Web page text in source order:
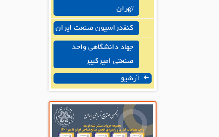
تهران
کنفدراسیون صنعت ایران
جهاد دانشگاهی واحد
صنعتی امیرکبیر
آرشیو